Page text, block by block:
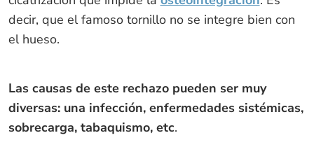
decir, que el famoso tornillo no se integre bien con
el hueso.
Las causas de este rechazo pueden ser muy
diversas: una infección, enfermedades sistémicas,
sobrecarga, tabaquismo, etc.